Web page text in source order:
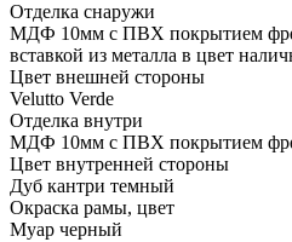
Отделка снаружи
МДФ 10мм с ПВХ покрытием
вставкой из металла в цвет
Цвет внешней стороны
Velutto Verde
Отделка внутри
МДФ 10мм с ПВХ покрытием
Цвет внутренней стороны
Дуб кантри темный
Окраска рамы, цвет
Муар черный